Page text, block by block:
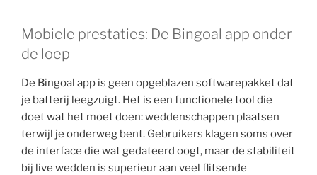
Mobiele prestaties: De Bingoal app onder
de loep
De Bingoal app is geen opgeblazen softwarepakket dat
je batterij leegzuigt. Het is een functionele tool die
doet wat het moet doen: weddenschappen plaatsen
terwijl je onderweg bent. Gebruikers klagen soms over
de interface die wat gedateerd oogt, maar de stabiliteit
bij live wedden is superieur aan veel flitsende